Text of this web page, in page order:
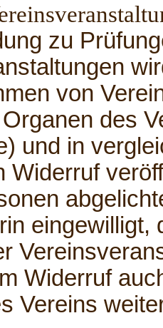
zu
von
des
und in
Widerruf
eingewilligt,
Widerruf
Vereins